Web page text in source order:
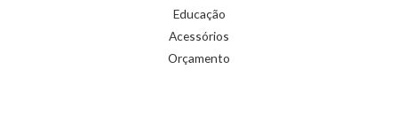
Educação
Acessórios
Orçamento